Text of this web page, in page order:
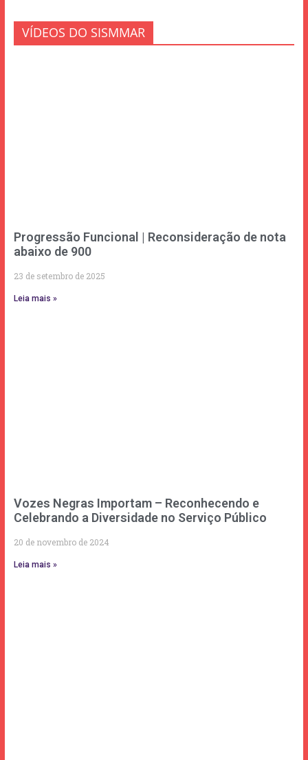
VÍDEOS DO SISMMAR
Progressão Funcional | Reconsideração de nota
abaixo de 900
23 de setembro de 2025
Leia mais »
Vozes Negras Importam – Reconhecendo e
Celebrando a Diversidade no Serviço Público
20 de novembro de 2024
Leia mais »